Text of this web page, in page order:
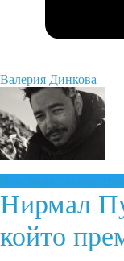
Валерия Динкова
Височинен алпинизъм
Нирмал
който